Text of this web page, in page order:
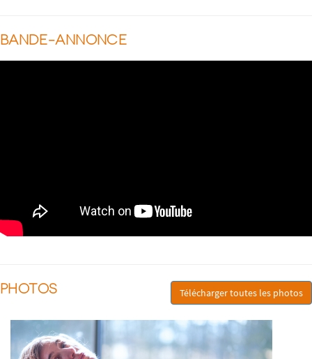
BANDE-ANNONCE
PHOTOS Télécharger toutes les photos